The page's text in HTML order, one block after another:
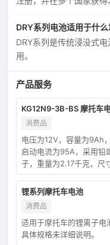
DRY系列电池适用于什么
DRY系列是传统浸没式
用。
产品服务
KG12N9-3B-BS 摩托车
消费品
电压为12V，容量为9Ah
启动电流为95A，采用铅
子，重量为2.17千克，尺
134毫米，适用于摩托车。
锂系列摩托车电池
消费品
适用于摩托车的锂离子电
具体规格未详细说明。